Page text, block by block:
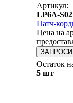
Артикул:
LP6A-
Патч-
Цена на
Остаток
5 шт